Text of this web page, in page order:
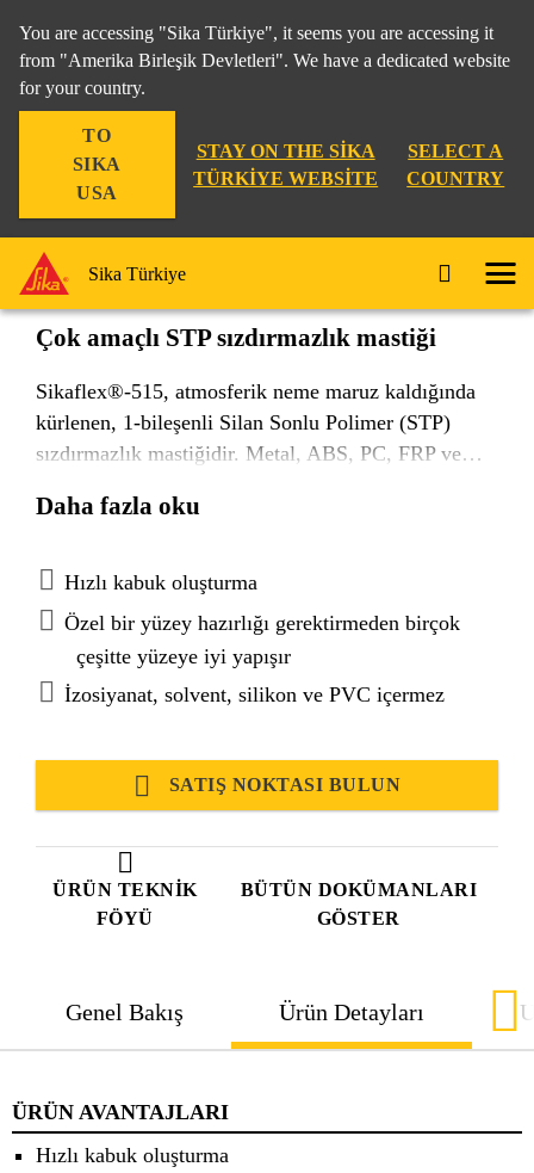
You are accessing "Sika Türkiye", it seems you are accessing it
from "Amerika Birleşik Devletleri". We have a dedicated website
for your country.
TO
SIKA
USA
STAY ON THE SIKA
TÜRKIYE WEBSITE
SELECT A
COUNTRY
Sika Türkiye
ÜRÜN TEKNIK
FÖYÜ
BÜTÜN DOKÜMANLARI
GÖSTER
Sikaflex®-515
Çok amaçlı STP sızdırmazlık mastiği
Sikaflex®-515, atmosferik neme maruz kaldığında
kürlenen, 1-bileşenli Silan Sonlu Polimer (STP)
sızdırmazlık mastiğidir. Metal, ABS, PC, FRP ve
yüzey hazırlığı gerektirmeden iyi yapışır ve birçok iç
Daha fazla oku
Hızlı kabuk oluşturma
Özel bir yüzey hazırlığı gerektirmeden birçok
çeşitte yüzeye iyi yapışır
İzosiyanat, solvent, silikon ve PVC içermez
SATIŞ NOKTASI BULUN
Genel Bakış Ürün Detayları
ÜRÜN AVANTAJLARI
Hızlı kabuk oluşturma